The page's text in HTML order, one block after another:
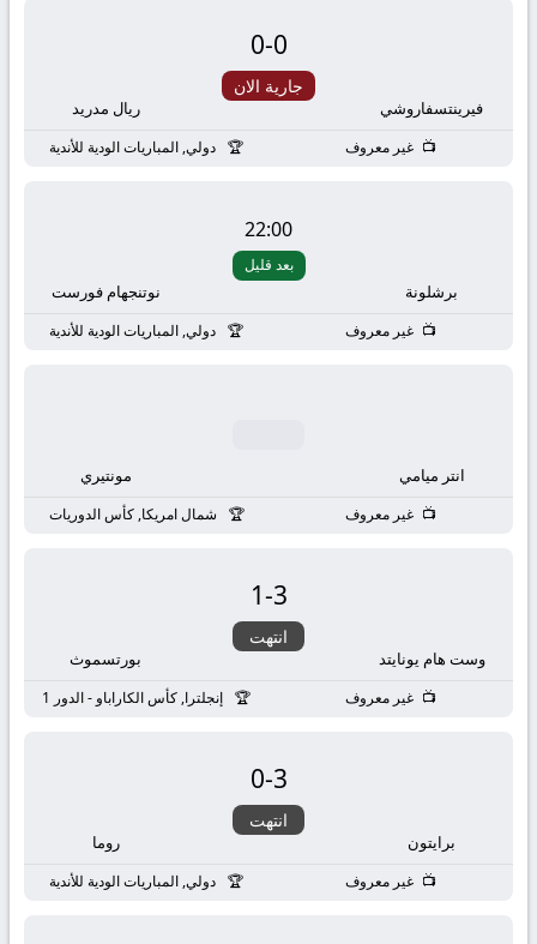
مباشر
فيرينتسفاروشي
0
-
0
جارية الان
ريال مدريد
غير معروف دولي, المباريات الودية للأندية
برشلونة
22:00
بعد قليل
نوتنجهام فورست
غير معروف دولي, المباريات الودية للأندية
انتر ميامي مونتيري
غير معروف شمال امريكا, كأس الدوريات
وست هام يونايتد
3
-
1
انتهت
بورتسموث
غير معروف إنجلترا, كأس الكاراباو - الدور 1
برايتون
3
-
0
انتهت
روما
غير معروف دولي, المباريات الودية للأندية